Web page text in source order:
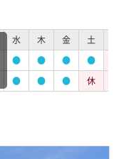
水 木 金 土
● ● ● ●
● ● ● 休